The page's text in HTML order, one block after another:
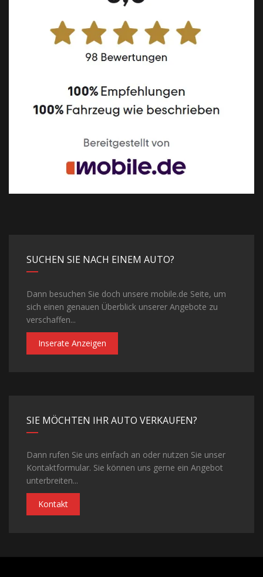
SUCHEN SIE NACH EINEM AUTO?
Dann besuchen Sie doch unsere mobile.de Seite, um
sich einen genauen Überblick unserer Angebote zu
verschaffen...
Inserate Anzeigen
SIE MÖCHTEN IHR AUTO VERKAUFEN?
Dann rufen Sie uns einfach an oder nutzen Sie unser
Kontaktformular. Sie können uns gerne ein Angebot
unterbreiten...
Kontakt